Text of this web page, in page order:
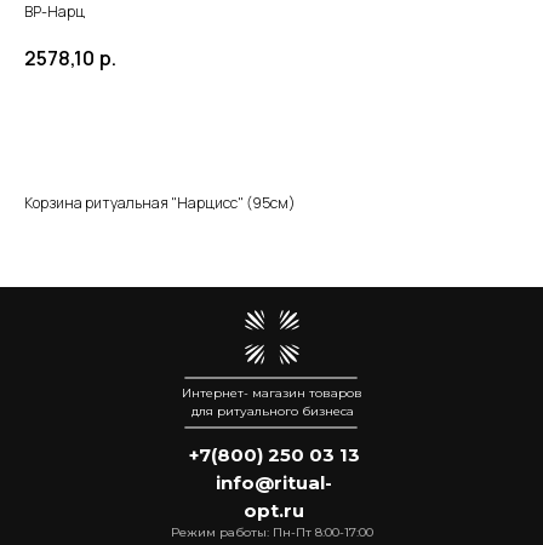
ВР-Нарц
2578,10 р.
Корзина ритуальная "Нарцисс" (95см)
Режим работы: Пн-Пт 8:00-17:00
Интернет- магазин товаров
для ритуального бизнеса
+7(800) 250 03 13
info@ritual-
opt.ru